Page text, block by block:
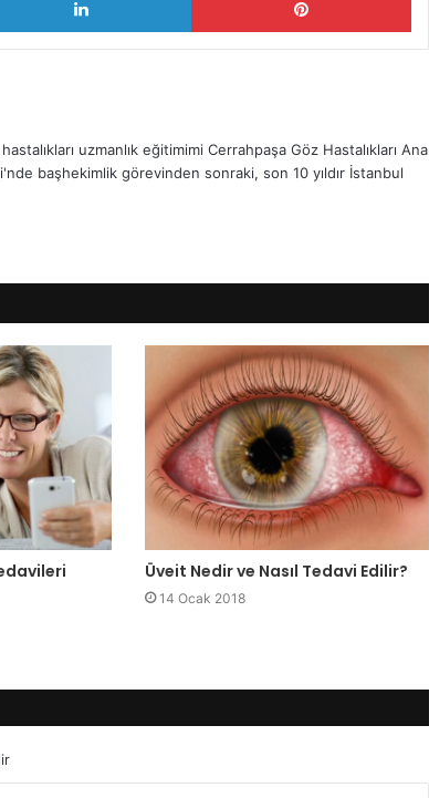
uzmanlık eğitimimi Cerrahpaşa Göz Hastalıkları Ana
başhekimlik görevinden sonraki, son 10 yıldır İstanbul
Üveit Nedir ve Nasıl Tedavi Edilir?
14 Ocak 2018